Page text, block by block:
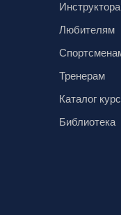
Любителям
Тренерам
Каталог
Библиотека